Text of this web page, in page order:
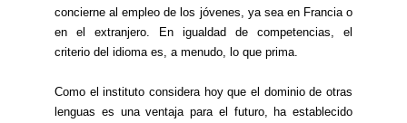
concierne al empleo de los jóvenes, ya sea en Francia o
en el extranjero. En igualdad de competencias, el
criterio del idioma es, a menudo, lo que prima.
Como el instituto considera hoy que el dominio de otras
lenguas es una ventaja para el futuro, ha establecido